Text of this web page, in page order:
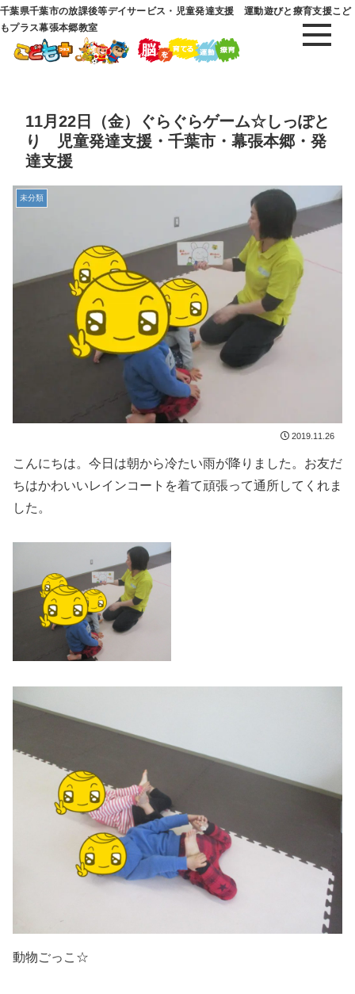
千葉県千葉市の放課後等デイサービス・児童発達支援 運動遊びと療育支援こど
もプラス幕張本郷教室
11月22日（金）ぐらぐらゲーム☆しっぽと
り 児童発達支援・千葉市・幕張本郷・発
達支援
未分類
2019.11.26
こんにちは。今日は朝から冷たい雨が降りました。お友だ
ちはかわいいレインコートを着て頑張って通所してくれま
した。
動物ごっこ☆